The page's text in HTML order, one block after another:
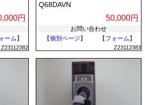
円
ーム】
Z23112382
Q68DAVN
50,000円
お問い合わせ
【個別ページ】
【フォーム】
Z23112383